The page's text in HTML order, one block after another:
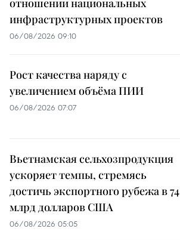
отношении национальных
инфраструктурных проектов
06/08/2026 09:10
Рост качества наряду с
увеличением объёма ПИИ
06/08/2026 07:07
Вьетнамская сельхозпродукция
ускоряет темпы, стремясь
достичь экспортного рубежа в 74
млрд долларов США
06/08/2026 05:05